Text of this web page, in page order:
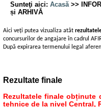
Sunteţi aici: Acasă>>
și ARHIVĂ
Aici veți putea vizualiza atât
concursurilor de angajare în cadrul
După expirarea termenului legal
Rezultate finale
Rezultatele finale obținute
tehnice de la nivel Central,